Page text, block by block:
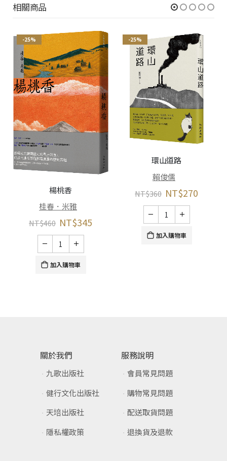
相關商品
-25%
楊桃香
桂春．米雅
NT$460 NT$345
加入購物車
-25%
環山道路
賴俊儒
NT$360 NT$270
加入購物車
關於我們
九歌出版社
健行文化出版社
天培出版社
隱私權政策
服務說明
會員常見問題
購物常見問題
配送取貨問題
退換貨及退款